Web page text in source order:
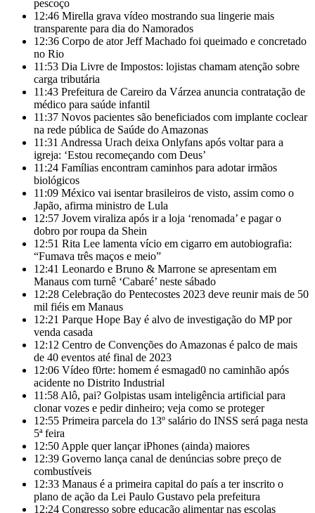
pescoço
12:46 Mirella grava vídeo mostrando sua lingerie mais
transparente para dia do Namorados
12:36 Corpo de ator Jeff Machado foi queimado e concretado
no Rio
11:53 Dia Livre de Impostos: lojistas chamam atenção sobre
carga tributária
11:43 Prefeitura de Careiro da Várzea anuncia contratação de
médico para saúde infantil
11:37 Novos pacientes são beneficiados com implante coclear
na rede pública de Saúde do Amazonas
11:31 Andressa Urach deixa Onlyfans após voltar para a
igreja: ‘Estou recomeçando com Deus’
11:24 Famílias encontram caminhos para adotar irmãos
biológicos
11:09 México vai isentar brasileiros de visto, assim como o
Japão, afirma ministro de Lula
12:57 Jovem viraliza após ir a loja ‘renomada’ e pagar o
dobro por roupa da Shein
12:51 Rita Lee lamenta vício em cigarro em autobiografia:
“Fumava três maços e meio”
12:41 Leonardo e Bruno & Marrone se apresentam em
Manaus com turnê ‘Cabaré’ neste sábado
12:28 Celebração do Pentecostes 2023 deve reunir mais de 50
mil fiéis em Manaus
12:21 Parque Hope Bay é alvo de investigação do MP por
venda casada
12:12 Centro de Convenções do Amazonas é palco de mais
de 40 eventos até final de 2023
12:06 Vídeo f0rte: homem é esmagad0 no caminhão após
acidente no Distrito Industrial
11:58 Alô, pai? Golpistas usam inteligência artificial para
clonar vozes e pedir dinheiro; veja como se proteger
12:55 Primeira parcela do 13º salário do INSS será paga nesta
5ª feira
12:50 Apple quer lançar iPhones (ainda) maiores
12:39 Governo lança canal de denúncias sobre preço de
combustíveis
12:33 Manaus é a primeira capital do país a ter inscrito o
plano de ação da Lei Paulo Gustavo pela prefeitura
12:24 Congresso sobre educação alimentar nas escolas